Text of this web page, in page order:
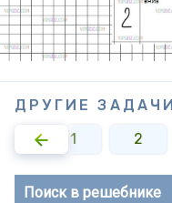
ДРУГИЕ
1
2
Поиск в решебнике